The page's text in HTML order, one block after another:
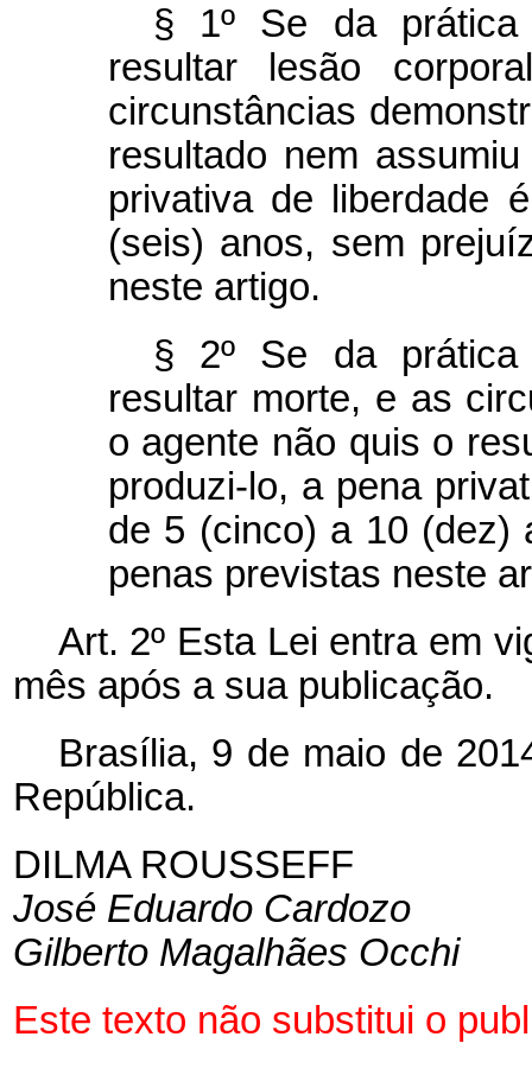
§ 1º Se da
resultar lesão
circunstâncias
resultado nem
privativa de liberdade
(seis) anos, sem
neste artigo.
§ 2º Se da
resultar morte, e as
o agente não quis o
produzi-lo, a pena
de 5 (cinco) a 10 (dez)
penas previstas neste
Art. 2º Esta Lei entra em
mês após a sua publicação.
Brasília, 9 de maio de
República.
DILMA ROUSSEFF
José Eduardo Cardozo
Gilberto Magalhães Occhi
Este texto não substitui o